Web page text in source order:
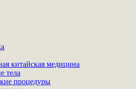
китайская медицина
тела
процедуры